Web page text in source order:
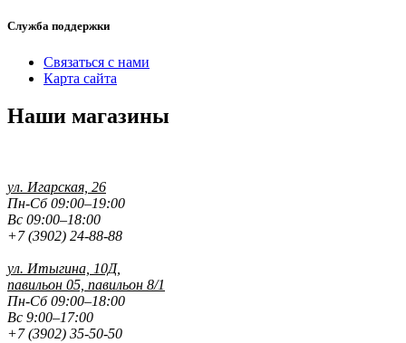
Служба поддержки
Связаться с нами
Карта сайта
Наши магазины
ул. Игарская, 26
Пн-Сб 09:00–19:00
Вс 09:00–18:00
+7 (3902) 24-88-88
ул. Итыгина, 10Д,
павильон 05, павильон 8/1
Пн-Сб 09:00–18:00
Вс 9:00–17:00
+7 (3902) 35-50-50